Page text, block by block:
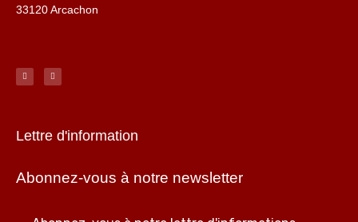
33120 Arcachon
Lettre d'information
Abonnez-vous à notre newsletter